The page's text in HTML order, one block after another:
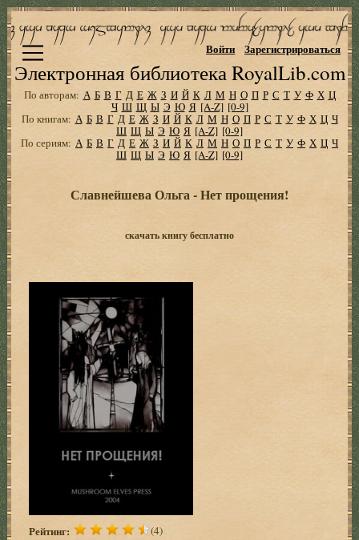
Электронная библиотека RoyalLib.com
Войти Зарегистрироваться
По авторам: А Б В Г Д Е Ж З И Й К Л М Н О П Р С Т У Ф Х Ц
Ч Ш Щ Ы Э Ю Я [A-Z] [0-9]
По книгам: А Б В Г Д Е Ж З И Й К Л М Н О П Р С Т У Ф Х Ц Ч
Ш Щ Ы Э Ю Я [A-Z] [0-9]
По сериям: А Б В Г Д Е Ж З И Й К Л М Н О П Р С Т У Ф Х Ц Ч
Ш Щ Ы Э Ю Я [A-Z] [0-9]
Славнейшева Ольга - Нет прощения!
скачать книгу бесплатно
Рейтинг: (4)